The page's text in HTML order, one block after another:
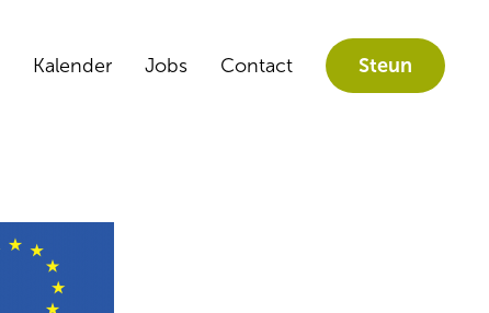
Kalender Jobs Contact Steun